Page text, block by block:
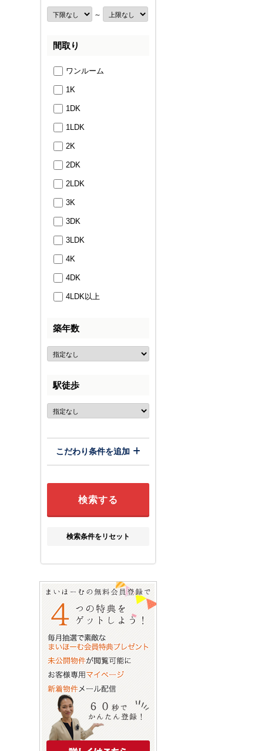
～
間取り
ワンルーム
1K
1DK
1LDK
2K
2DK
2LDK
3K
3DK
3LDK
4K
4DK
4LDK以上
築年数
駅徒歩
こだわり条件を追加
検索条件をリセット